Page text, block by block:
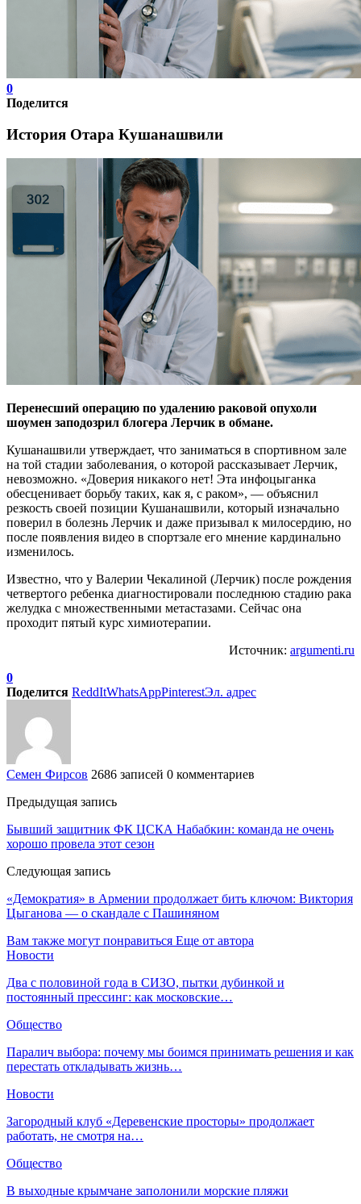
0
Поделится
История Отара Кушанашвили
Перенесший операцию по удалению раковой опухоли
шоумен заподозрил блогера Лерчик в обмане.
Кушанашвили утверждает, что заниматься в спортивном зале
на той стадии заболевания, о которой рассказывает Лерчик,
невозможно. «Доверия никакого нет! Эта инфоцыганка
обесценивает борьбу таких, как я, с раком», — объяснил
резкость своей позиции Кушанашвили, который изначально
поверил в болезнь Лерчик и даже призывал к милосердию, но
после появления видео в спортзале его мнение кардинально
изменилось.
Известно, что у Валерии Чекалиной (Лерчик) после рождения
четвертого ребенка диагностировали последнюю стадию рака
желудка с множественными метастазами. Сейчас она
проходит пятый курс химиотерапии.
Источник: argumenti.ru
0
Поделится ReddItWhatsAppPinterestЭл. адрес
Семен Фирсов 2686 записей 0 комментариев
Предыдущая запись
Бывший защитник ФК ЦСКА Набабкин: команда не очень
хорошо провела этот сезон
Следующая запись
«Демократия» в Армении продолжает бить ключом: Виктория
Цыганова — о скандале с Пашиняном
Вам также могут понравиться Еще от автора
Новости
Два с половиной года в СИЗО, пытки дубинкой и
постоянный прессинг: как московские…
Общество
Паралич выбора: почему мы боимся принимать решения и как
перестать откладывать жизнь…
Новости
Загородный клуб «Деревенские просторы» продолжает
работать, не смотря на…
Общество
В выходные крымчане заполонили морские пляжи